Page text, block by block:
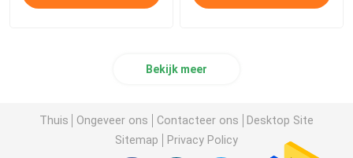
Bekijk meer
Thuis Ongeveer ons Contacteer ons
Desktop Site
Sitemap
Privacy Policy